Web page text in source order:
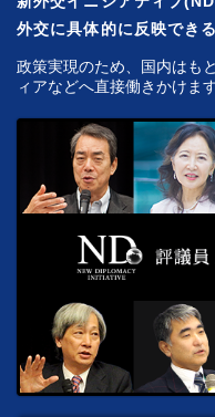
外交に具体的に反映でき
政策実現のため、国内はも
ィアなどへ直接働きかけます